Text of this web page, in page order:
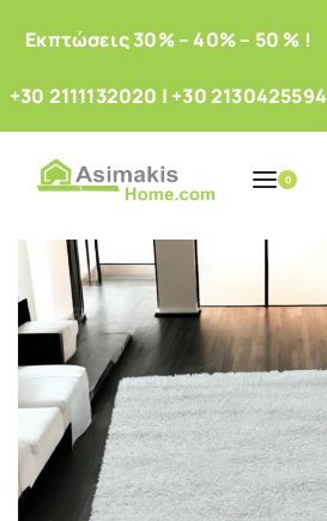
Eκπτώσεις 30% – 40% – 50 % !
+30 2111132020 | +30 2130425594
0